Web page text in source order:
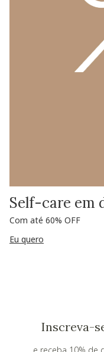
Self-care em
Com até 60% OFF
Eu quero
Inscreva-